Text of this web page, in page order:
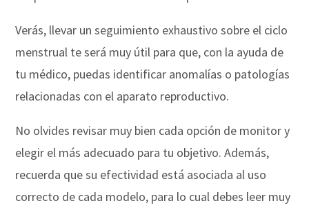
Verás, llevar un seguimiento exhaustivo sobre el ciclo
menstrual te será muy útil para que, con la ayuda de
tu médico, puedas identificar anomalías o patologías
relacionadas con el aparato reproductivo.
No olvides revisar muy bien cada opción de monitor y
elegir el más adecuado para tu objetivo. Además,
recuerda que su efectividad está asociada al uso
correcto de cada modelo, para lo cual debes leer muy